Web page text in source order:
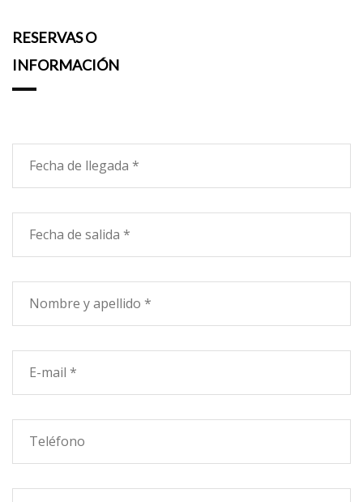
RESERVAS O
INFORMACIÓN